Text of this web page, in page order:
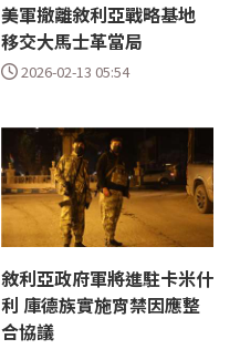
美軍撤離敘利亞戰略基地
移交大馬士革當局
2026-02-13 05:54
敘利亞政府軍將進駐卡米什
利 庫德族實施宵禁因應整
合協議